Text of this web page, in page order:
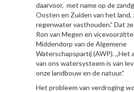
daarvoor, met name op de
Oosten en Zuiden van het land,
regenwater vasthouden.” Dat
Ron van Megen en
Middendorp van de Algemene
Waterschapspartij (AWP). ,,Het
van ons watersysteem is van
onze landbouw en de natuur.”
Het probleem van verdroging